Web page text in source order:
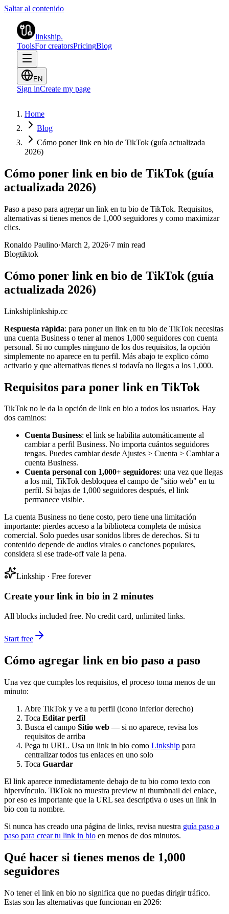
Saltar al contenido
linkship.
ToolsFor creatorsPricingBlog
EN
Sign inCreate my page
Home
Blog
Cómo poner link en bio de TikTok (guía actualizada
2026)
Cómo poner link en bio de TikTok (guía
actualizada 2026)
Paso a paso para agregar un link en tu bio de TikTok. Requisitos,
alternativas si tienes menos de 1,000 seguidores y como maximizar
clics.
Ronaldo Paulino·March 2, 2026·7 min read
Blogtiktok
Cómo poner link en bio de TikTok (guía
actualizada 2026)
Linkshiplinkship.cc
Respuesta rápida: para poner un link en tu bio de TikTok necesitas
una cuenta Business o tener al menos 1,000 seguidores con cuenta
personal. Si no cumples ninguno de los dos requisitos, la opción
simplemente no aparece en tu perfil. Más abajo te explico cómo
activarlo y que alternativas tienes si todavía no llegas a los 1,000.
Requisitos para poner link en TikTok
TikTok no le da la opción de link en bio a todos los usuarios. Hay
dos caminos:
Cuenta Business: el link se habilita automáticamente al
cambiar a perfil Business. No importa cuántos seguidores
tengas. Puedes cambiar desde Ajustes > Cuenta > Cambiar a
cuenta Business.
Cuenta personal con 1,000+ seguidores: una vez que llegas
a los mil, TikTok desbloquea el campo de "sitio web" en tu
perfil. Si bajas de 1,000 seguidores después, el link
permanece visible.
La cuenta Business no tiene costo, pero tiene una limitación
importante: pierdes acceso a la biblioteca completa de música
comercial. Solo puedes usar sonidos libres de derechos. Si tu
contenido depende de audios virales o canciones populares,
considera si ese trade-off vale la pena.
Linkship · Free forever
Create your link in bio in 2 minutes
All blocks included free. No credit card, unlimited links.
Start free
Cómo agregar link en bio paso a paso
Una vez que cumples los requisitos, el proceso toma menos de un
minuto:
Abre TikTok y ve a tu perfil (icono inferior derecho)
Toca Editar perfil
Busca el campo Sitio web — si no aparece, revisa los
requisitos de arriba
Pega tu URL. Usa un link in bio como Linkship para
centralizar todos tus enlaces en uno solo
Toca Guardar
El link aparece inmediatamente debajo de tu bio como texto con
hipervínculo. TikTok no muestra preview ni thumbnail del enlace,
por eso es importante que la URL sea descriptiva o uses un link in
bio con tu nombre.
Si nunca has creado una página de links, revisa nuestra guía paso a
paso para crear tu link in bio en menos de dos minutos.
Qué hacer si tienes menos de 1,000
seguidores
No tener el link en bio no significa que no puedas dirigir tráfico.
Estas son las alternativas que funcionan en 2026: